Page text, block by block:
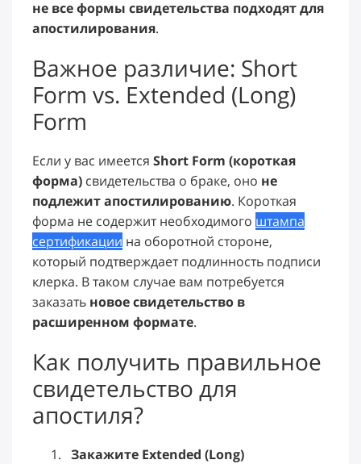
не все формы свидетельства подходят для
апостилирования.
Важное различие: Short
Form vs. Extended (Long)
Form
Если у вас имеется Short Form (короткая
форма) свидетельства о браке, оно не
подлежит апостилированию. Короткая
форма не содержит необходимого штампа
сертификации на оборотной стороне,
который подтверждает подлинность подписи
клерка. В таком случае вам потребуется
заказать новое свидетельство в
расширенном формате.
Как получить правильное
свидетельство для
апостиля?
Закажите Extended (Long)